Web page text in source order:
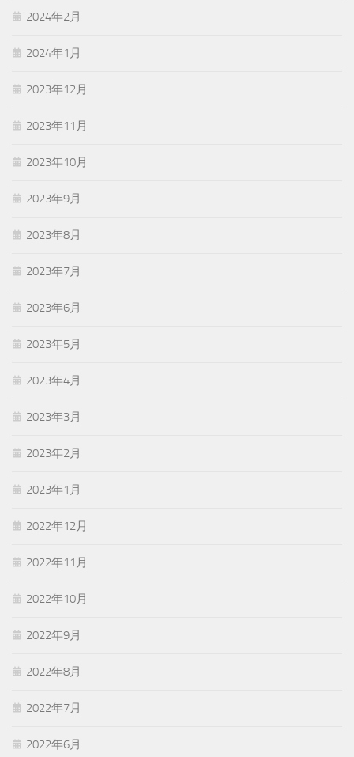
2024年2月
2024年1月
2023年12月
2023年11月
2023年10月
2023年9月
2023年8月
2023年7月
2023年6月
2023年5月
2023年4月
2023年3月
2023年2月
2023年1月
2022年12月
2022年11月
2022年10月
2022年9月
2022年8月
2022年7月
2022年6月